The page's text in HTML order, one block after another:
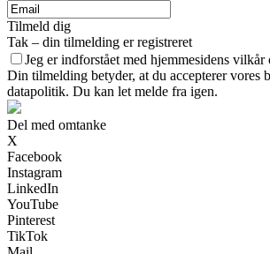
Tilmeld dig
Tak – din tilmelding er registreret
Jeg er indforstået med hjemmesidens vilkår
Din tilmelding betyder, at du accepterer vores
datapolitik. Du kan let melde fra igen.
Del med omtanke
X
Facebook
Instagram
LinkedIn
YouTube
Pinterest
TikTok